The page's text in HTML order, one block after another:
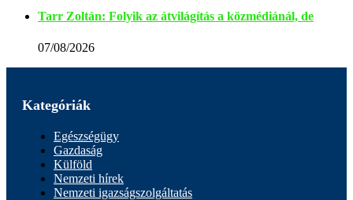
Tarr Zoltán: Folyik az átvilágítás a közmédiánál, de
07/08/2026
Kategóriák
Egészségügy
Gazdaság
Külföld
Nemzeti hírek
Nemzeti igazságszolgáltatás